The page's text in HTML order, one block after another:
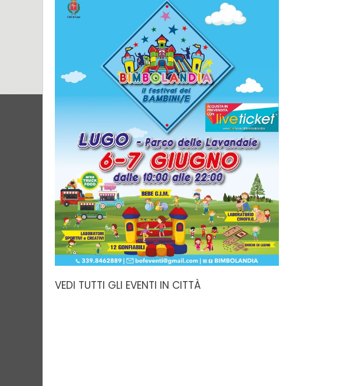
VEDI TUTTI GLI EVENTI IN CITTÀ